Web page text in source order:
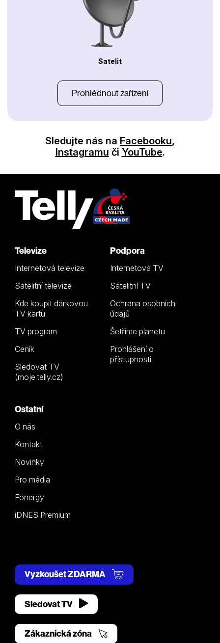
Satelit
Prohlédnout zařízení
Sledujte nás na Facebooku,
Instagramu či YouTube.
Televize
Internetová televize
Satelitní televize
Kde koupit dárkovou
TV kartu
TV program
Ceník
Sledovat TV
(moje.telly.cz)
Podpora
Internetová TV
Satelitní TV
Ochrana osobních
údajů
Šetříme planetu
Prohlášení o
přístupnosti
Ostatní
O nás
Kontakt
Novinky
Pro média
Fonergy
iDNES Premium
Vyzkoušet ZDARMA
Sledovat TV
Zákaznická zóna